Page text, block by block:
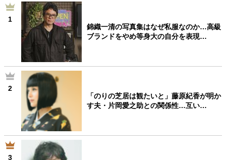
1
錦織一清の写真集はなぜ私服なのか…高級
ブランドをやめ等身大の自分を表現…
2
「のりの芝居は観たいと」藤原紀香が明か
す夫・片岡愛之助との関係性…互い…
3